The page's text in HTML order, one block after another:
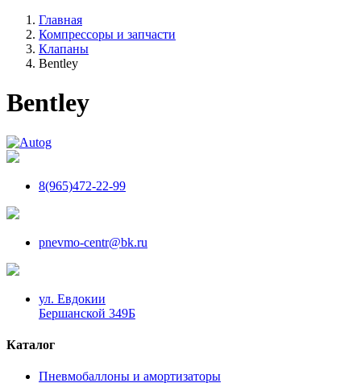
Главная
Компрессоры и запчасти
Клапаны
Bentley
Bentley
8(965)472-22-99
pnevmo-centr@bk.ru
ул. Евдокии
Бершанской 349Б
Каталог
Пневмобаллоны и амортизаторы